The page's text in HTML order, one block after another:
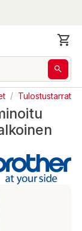
/ Tulostustarrat